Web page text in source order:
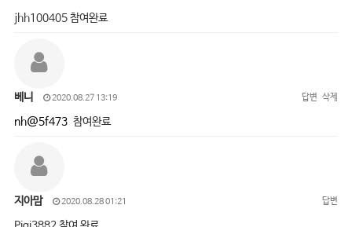
jhh100405 참여완료
베니 2020.08.27 13:19 답변 삭제
nh@5f473참여완료
지아맘 2020.08.28 01:21 답변